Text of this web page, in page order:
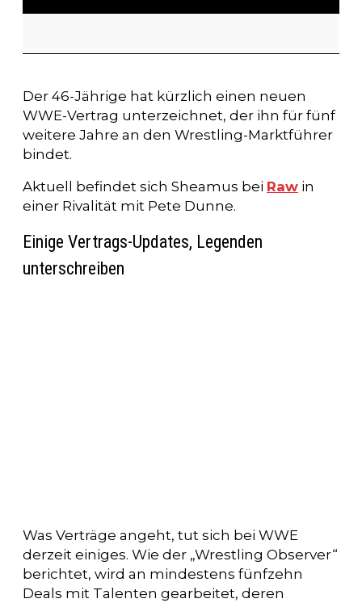
Der 46-Jährige hat kürzlich einen neuen
WWE-Vertrag unterzeichnet, der ihn für fünf
weitere Jahre an den Wrestling-Marktführer
bindet.
Aktuell befindet sich Sheamus bei Raw in
einer Rivalität mit Pete Dunne.
Einige Vertrags-Updates, Legenden
unterschreiben
Was Verträge angeht, tut sich bei WWE
derzeit einiges. Wie der „Wrestling Observer“
berichtet, wird an mindestens fünfzehn
Deals mit Talenten gearbeitet, deren